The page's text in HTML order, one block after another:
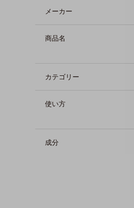
メーカー
商品名
カテゴリー
使い方
成分